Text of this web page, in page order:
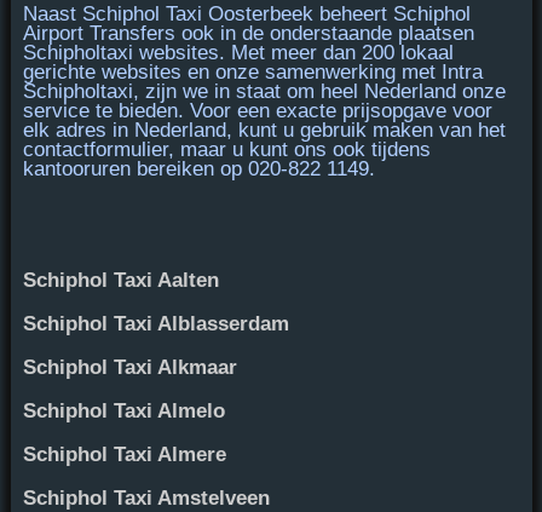
Naast Schiphol Taxi Oosterbeek beheert Schiphol
Airport Transfers ook in de onderstaande plaatsen
Schipholtaxi websites. Met meer dan 200 lokaal
gerichte websites en onze samenwerking met Intra
Schipholtaxi, zijn we in staat om heel Nederland onze
service te bieden. Voor een exacte prijsopgave voor
elk adres in Nederland, kunt u gebruik maken van het
contactformulier, maar u kunt ons ook tijdens
kantooruren bereiken op 020-822 1149.
Schiphol Taxi Aalten
Schiphol Taxi Alblasserdam
Schiphol Taxi Alkmaar
Schiphol Taxi Almelo
Schiphol Taxi Almere
Schiphol Taxi Amstelveen